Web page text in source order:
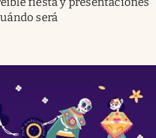
será